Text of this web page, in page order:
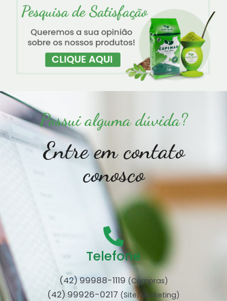
Possui alguma dúvida?
Entre em contato
conosco
Telefone
(42) 99988-1119 (Compras)
(42) 99926-0217 (Site/Marketing)